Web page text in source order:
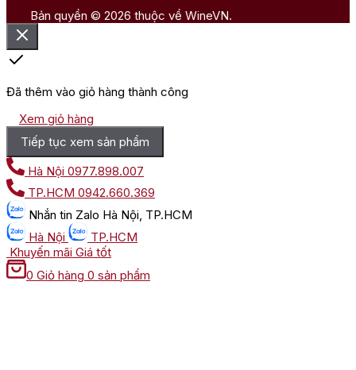
Bản quyền © 2026 thuộc về WineVN.
Đã thêm vào giỏ hàng thành công
Xem giỏ hàng
Tiếp tục xem sản phẩm
Hà Nội 0977.898.007
TP.HCM 0942.660.369
Nhắn tin Zalo Hà Nội, TP.HCM
Hà Nội
TP.HCM
Khuyến mãi Giá tốt
0 Giỏ hàng 0 sản phẩm